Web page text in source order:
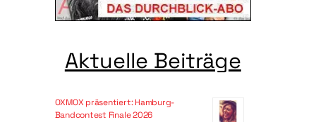
Aktuelle Beiträge
OXMOX präsentiert: Hamburg-
Bandcontest Finale 2026